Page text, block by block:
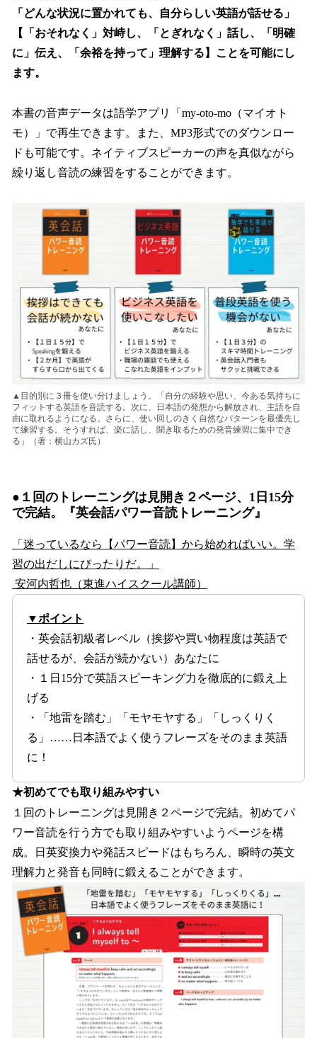
「どんな状況に置かれても、自分らしい英語が話せる」
【「おそれなく」対峙し、「とぎれなく」話し、「明確
に」伝え、「余裕を持って」理解する】ことを可能にし
ます。
本書の音声データは語学アプリ「my-oto-mo（マイオト
モ）」で再生できます。また、MP3形式でのダウンロー
ドも可能です。ネイティブスピーカーの声を真似ながら
繰り返し音読の練習をすることができます。
▲目的別に３冊を使い分けましょう。「自分の経験や思い、今ある気持ちに
フィットする英語を音読する。次に、日本語の発想から解放され、主語を自
由に取れるようになる。さらに、使い回しのきく自然なパターンを最優先し
て練習する。そうすれば、楽に話し、聞き取るための発音練習に集中でき
る」（著：横山カズ氏）
●１回のトレーニングは見開き２ページ、1日15分
で完結。『英会話パワー音読トレーニング』
「迷っているなら【パワー音読】から始めればいい。学
習の出だしにぴったりだ。」
安河内哲也（東進ハイスクール講師）
▼ポイント
・英会話初級者レベル（挨拶や買い物程度は英語で
話せるが、会話が続かない）あなたに
・１日15分で英語スピーキング力を徹底的に鍛え上
げる
・「地雷を踏む」「モヤモヤする」「しっくりく
る」……日本語でよく使うフレーズをそのまま英語
に！
★初めてでも取り組みやすい
１回のトレーニングは見開き２ページで完結。初めてパ
ワー音読を行う方でも取り組みやすいようページを構
成。日英変換力や発話スピードはもちろん、瞬時の英文
理解力と発音も同時に鍛えることができます。